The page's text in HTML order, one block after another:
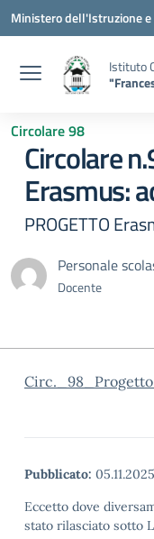
Vai ai contenuti
Vai al menu di navigazione
Vai al footer
Ministero dell'Istruzione
Istituto
Circolare 98
Circolare
Erasmus:
PROGETTO
Personale
Docente
Pubblicato: 05.11.2025
Eccetto dove
stato rilasciato sotto